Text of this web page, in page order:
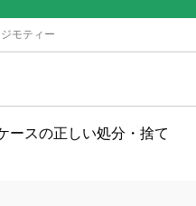
モティー
ースの正しい処分・捨て